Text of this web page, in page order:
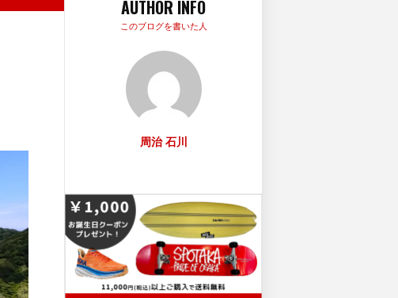
AUTHOR INFO
このブログを書いた人
周治 石川